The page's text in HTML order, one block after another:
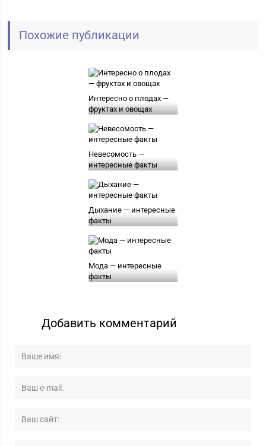
Похожие публикации
Интересно о плодах —
фруктах и овощах
Невесомость —
интересные факты
Дыхание — интересные
факты
Мода — интересные
факты
Добавить комментарий